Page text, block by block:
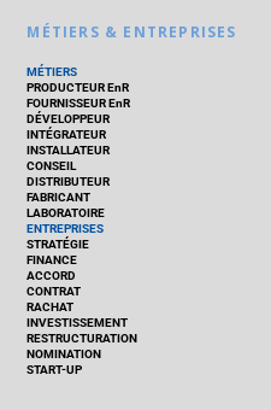
MÉTIERS & ENTREPRISES
MÉTIERS
PRODUCTEUR EnR
FOURNISSEUR EnR
DÉVELOPPEUR
INTÉGRATEUR
INSTALLATEUR
CONSEIL
DISTRIBUTEUR
FABRICANT
LABORATOIRE
ENTREPRISES
STRATÉGIE
FINANCE
ACCORD
CONTRAT
RACHAT
INVESTISSEMENT
RESTRUCTURATION
NOMINATION
START-UP